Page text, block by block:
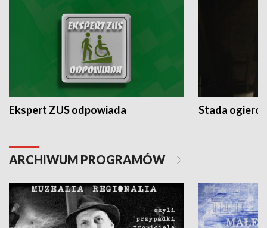
Ekspert ZUS odpowiada Stada
ARCHIWUM PROGRAMÓW